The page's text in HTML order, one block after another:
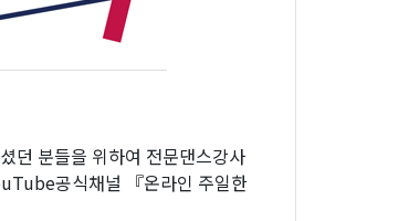
던 분들을 위하여 전문댄스강사
공식채널 『온라인 주일한